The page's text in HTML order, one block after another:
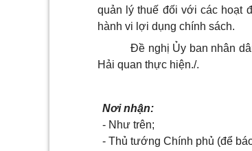
quản lý thuế đối với các hoạt
hành vi lợi dụng chính sách.
Đề nghị Ủy ban nhân
Hải quan thực hiện./.
Nơi nhận:
- Như trên;
- Thủ tướng Chính phủ (để